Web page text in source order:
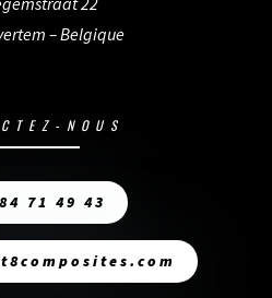
– Belgique
NOUS
71 49 43